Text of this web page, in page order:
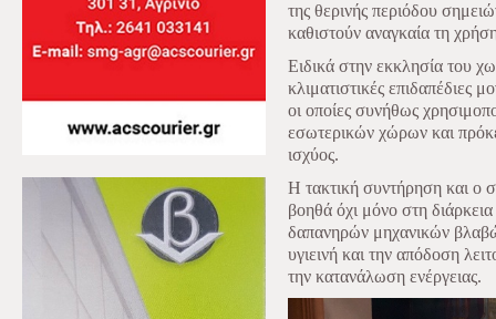
της θερινής περιόδου
καθιστούν αναγκαία τη
Ειδικά στην εκκλησία του
κλιματιστικές επιδαπέδιες
οι οποίες συνήθως
εσωτερικών χώρων και
ισχύος.
Η τακτική συντήρηση και ο
βοηθά όχι μόνο στη
δαπανηρών μηχανικών
υγιεινή και την απόδοση
την κατανάλωση ενέργειας.